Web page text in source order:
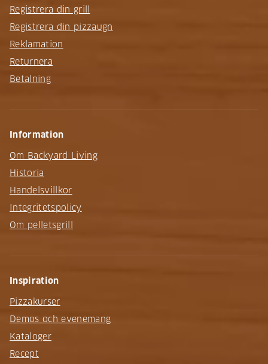
Registrera din grill
Registrera din pizzaugn
Reklamation
Returnera
Betalning
Information
Om Backyard Living
Historia
Handelsvillkor
Integritetspolicy
Om pelletsgrill
Inspiration
Pizzakurser
Demos och evenemang
Kataloger
Recept